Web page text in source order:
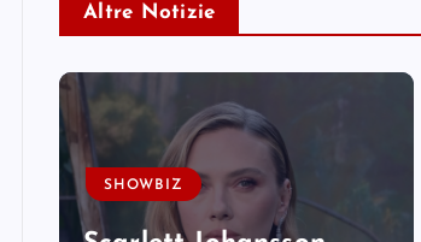
Altre Notizie
SHOWBIZ